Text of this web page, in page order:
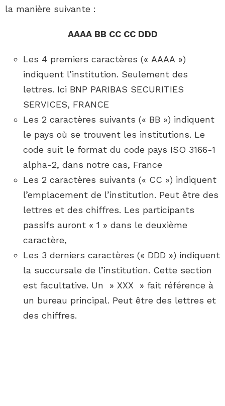
la manière suivante :
AAAA BB CC CC DDD
Les 4 premiers caractères (« AAAA »)
indiquent l’institution. Seulement des
lettres. Ici BNP PARIBAS SECURITIES
SERVICES, FRANCE
Les 2 caractères suivants (« BB ») indiquent
le pays où se trouvent les institutions. Le
code suit le format du code pays ISO 3166-1
alpha-2, dans notre cas, France
Les 2 caractères suivants (« CC ») indiquent
l’emplacement de l’institution. Peut être des
lettres et des chiffres. Les participants
passifs auront « 1 » dans le deuxième
caractère,
Les 3 derniers caractères (« DDD ») indiquent
la succursale de l’institution. Cette section
est facultative. Un » XXX » fait référence à
un bureau principal. Peut être des lettres et
des chiffres.